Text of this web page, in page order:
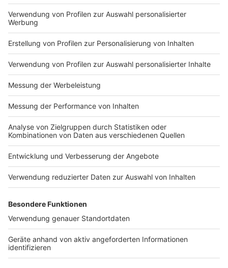
sofortige Alarmmeldungen bei verdächtigen
Aktivitäten.
Anzeige
Weiterführende Links
Anzeige
Ratgeber der Polizei mit technischen
Tipps: polizei-beratung.de
mechanischen Lösungen:
k-einbruch.de
Praxisbeispiele für Smart Home und
Sicherheit:werdgruen.de
Tipps zum Haus herbstfit machen:
Zubehör:team.de
Mit diesen Tipps und Maßnahmen wird das eigene
Zuhause auch im Herbst zum Einbrecher-Albtraum –